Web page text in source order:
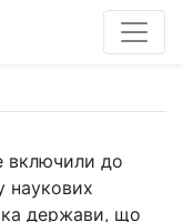
включили до
наукових
держави, що